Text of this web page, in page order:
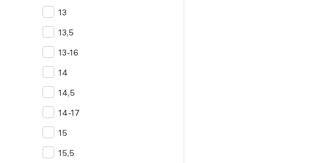
Цитрин
Янтарь
13
13,5
13-16
14
14,5
14-17
15
15,5